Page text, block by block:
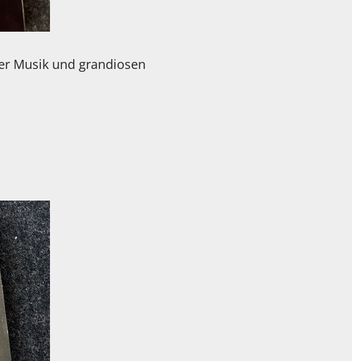
Musik und grandiosen